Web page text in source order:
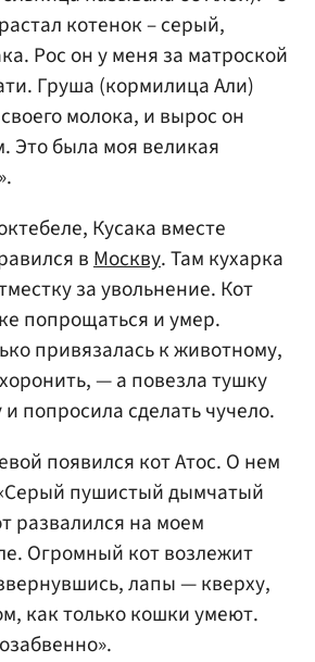
котенок – серый,
Рос он у меня за матроской
Груша (кормилица Али)
молока, и вырос он
Это была моя великая
Кусака вместе
вМоскву. Там кухарка
за увольнение. Кот
попрощаться и умер.
привязалась к животному,
— а повезла тушку
попросила сделать чучело.
появился кот Атос. О нем
пушистый дымчатый
развалился на моем
Огромный кот возлежит
лапы — кверху,
как только кошки умеют.